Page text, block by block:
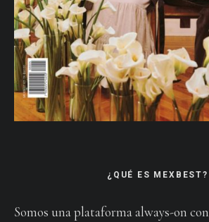
¿QUÉ ES MEXBEST?
Somos una plataforma always-on